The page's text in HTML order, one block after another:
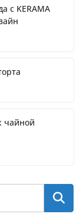
с KERAMA
чайной